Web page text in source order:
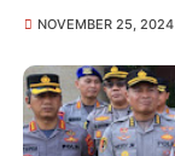
NOVEMBER 25, 2024